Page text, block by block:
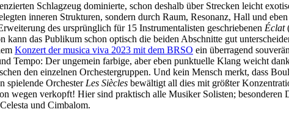
Schlagzeug dominierte, schon deshalb über Strecken leicht
inneren Strukturen, sondern durch Raum, Resonanz, Hall und
des ursprünglich für 15 Instrumentalisten geschriebenen Éclat
kann das Publikum schon optisch die beiden Abschnitte gut
Konzert der musica viva 2023 mit dem BRSO ein überragend
Tempo: Der ungemein farbige, aber eben punktuelle Klang weicht
den einzelnen Orchestergruppen. Und kein Mensch merkt, dass
spielende Orchester Les Siècles bewältigt all dies mit größter
wegen verkopft! Hier sind praktisch alle Musiker Solisten;
und Cimbalom.